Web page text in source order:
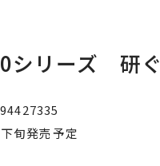
シリーズ 研ぐ
旬発売予定